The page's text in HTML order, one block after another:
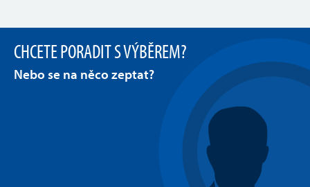
CHCETE PORADIT S VÝBĚREM?
Nebo se na něco zeptat?